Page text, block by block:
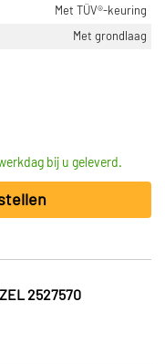
Met TÜV®-keuring
Met grondlaag
bij u geleverd.
2527570